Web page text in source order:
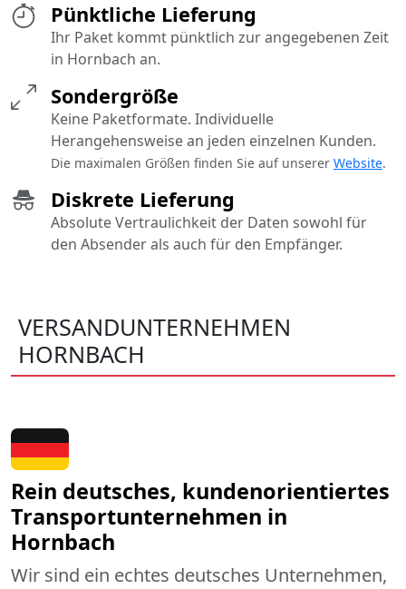
Pünktliche Lieferung
Ihr Paket kommt pünktlich zur angegebenen Zeit
in Hornbach an.
Diskrete Lieferung
Absolute Vertraulichkeit der Daten sowohl für
den Absender als auch für den Empfänger.
Sondergröße
Keine Paketformate. Individuelle
Herangehensweise an jeden einzelnen Kunden.
Die maximalen Größen finden Sie auf unserer Website.
VERSANDUNTERNEHMEN
HORNBACH
Rein deutsches, kundenorientiertes
Transportunternehmen in
Hornbach
Wir sind ein echtes deutsches Unternehmen,